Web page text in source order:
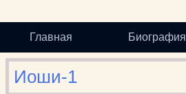
Главная Биография
Иоши-1